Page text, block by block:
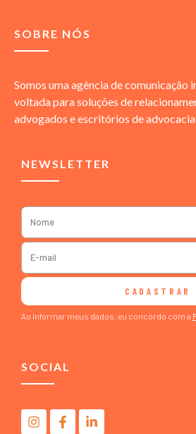
SOBRE NÓS
Somos uma agência de comunicação
voltada para soluções de
advogados e escritórios de
NEWSLETTER
CADASTRAR
Ao informar meus dados, eu concordo com a
SOCIAL